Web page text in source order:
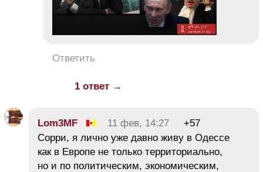
Ответить
1 ответ →
Lom3MF 11 фев, 14:27
+57
Сорри, я лично уже давно живу в Одессе
как в Европе не только территориально,
но и по политическим, экономическим,